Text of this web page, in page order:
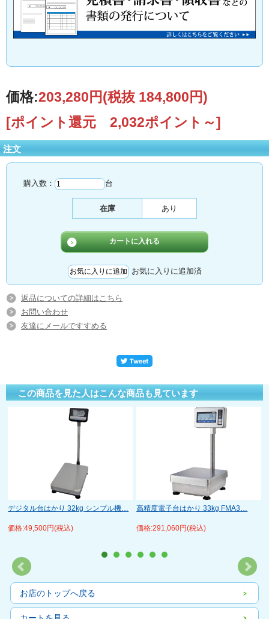
価格:203,280円(税抜 184,800円)
[ポイント還元 2,032ポイント～]
注文
購入数： 台
在庫 あり
お気に入りに追加済
返品についての詳細はこちら
お問い合わせ
友達にメールですすめる
この商品を見た人はこんな商品も見ています
デジタル台はかり 32kg シンプル機…
価格:49,500円(税込)
高精度電子台はかり 33kg FMA3…
価格:291,060円(税込)
お店のトップへ戻る